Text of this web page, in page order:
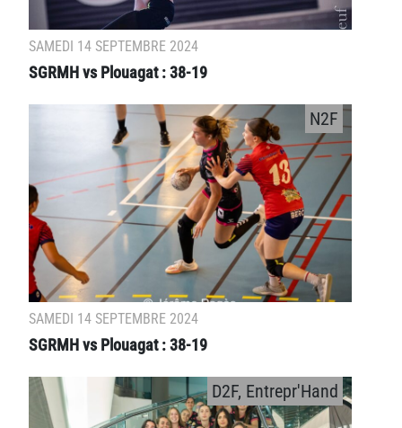
SAMEDI 14 SEPTEMBRE 2024
SGRMH vs Plouagat : 38-19
SAMEDI 14 SEPTEMBRE 2024
SGRMH vs Plouagat : 38-19
N2F
D2F, Entrepr'Hand